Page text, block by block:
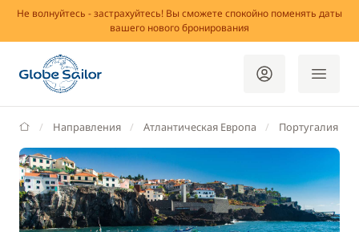
Не волнуйтесь - застрахуйтесь! Вы сможете спокойно поменять даты
вашего нового бронирования
GlobeSailor
Направления Атлантическая Европа Португалия